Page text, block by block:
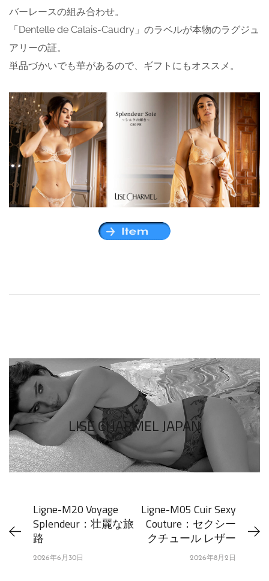
バーレースの組み合わせ。
「Dentelle de Calais-Caudry」のラベルが本物のラグジュ
アリーの証。
単品づかいでも華があるので、ギフトにもオススメ。
LISE CHARMEL JAPAN
Ligne-M20 Voyage
Splendeur：壮麗な旅
路
2026年6月30日
Ligne-M05 Cuir Sexy
Couture：セクシー
クチュール レザー
2026年8月2日